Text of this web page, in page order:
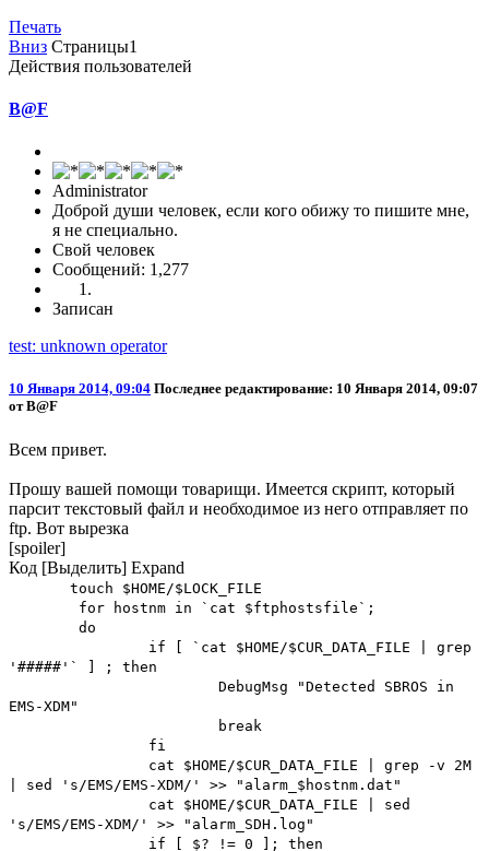
Печать
Вниз Страницы1
Действия пользователей
B@F
Administrator
Доброй души человек, если кого обижу то пишите мне,
я не специально.
Свой человек
Сообщений: 1,277
Записан
test: unknown operator
10 Января 2014, 09:04 Последнее редактирование: 10 Января 2014, 09:07
от B@F
Всем привет.
Прошу вашей помощи товарищи. Имеется скрипт, который
парсит текстовый файл и необходимое из него отправляет по
ftp. Вот вырезка
[spoiler]
Код [Выделить] Expand
touch $HOME/$LOCK_FILE
for hostnm in `cat $ftphostsfile`;
do
if [ `cat $HOME/$CUR_DATA_FILE | grep
'#####'` ] ; then
DebugMsg "Detected SBROS in
EMS-XDM"
break
fi
cat $HOME/$CUR_DATA_FILE | grep -v 2M
| sed 's/EMS/EMS-XDM/' >> "alarm_$hostnm.dat"
cat $HOME/$CUR_DATA_FILE | sed
's/EMS/EMS-XDM/' >> "alarm_SDH.log"
if [ $? != 0 ]; then